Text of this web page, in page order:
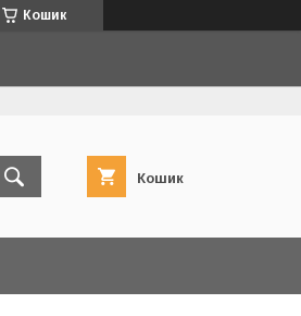
Кошик
Кошик